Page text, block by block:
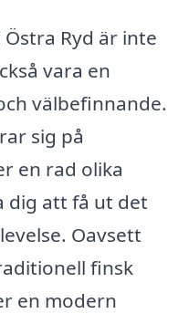
Ryd är inte
vara en
välbefinnande.
sig på
en rad olika
dig att få ut det
Oavsett
finsk
en modern